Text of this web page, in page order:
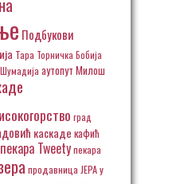
Подбукови
Тара Торничка Бобија
Шумадија аутопут Милош
град
каскаде кафић
пекара Tweetyпекара
продавница ЈЕРА у